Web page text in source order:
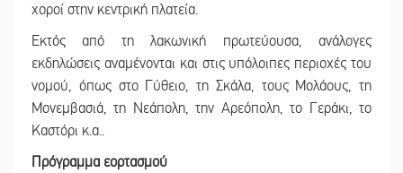
χοροί στην κεντρική πλατεία.
Εκτός από τη λακωνική πρωτεύουσα, ανάλογες
εκδηλώσεις αναμένονται και στις υπόλοιπες περιοχές του
νομού, όπως στο Γύθειο, τη Σκάλα, τους Μολάους, τη
Μονεμβασιά, τη Νεάπολη, την Αρεόπολη, το Γεράκι, το
Καστόρι κ.α..
Πρόγραμμα εορτασμού